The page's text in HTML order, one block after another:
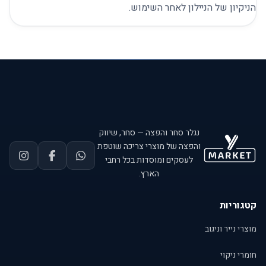
הניקיון של הניילון לאחר השימוש.
נגלר סחר והפצה — סחר, שיווק
והפצה של מוצרי צריכה שוטפת
לעסקים ומוסדות בכל רחבי
הארץ.
קטגוריות
מוצרי נייר וניגוב
חומרי ניקוי